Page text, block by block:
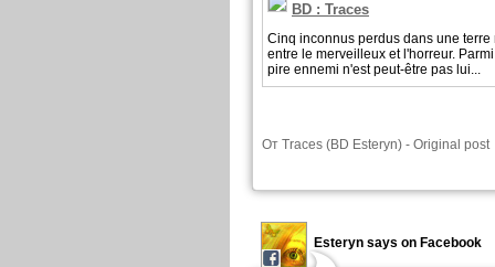
BD : Traces
Cinq inconnus perdus dans une
entre le merveilleux et l'horreur.
pire ennemi n'est peut-être pas lui...
От Traces (BD Esteryn) - Original post
Esteryn says on Facebook